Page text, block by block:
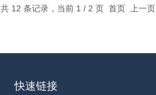
共 12 条记录，当前 1 / 2 页 首页 上一页
快速链接